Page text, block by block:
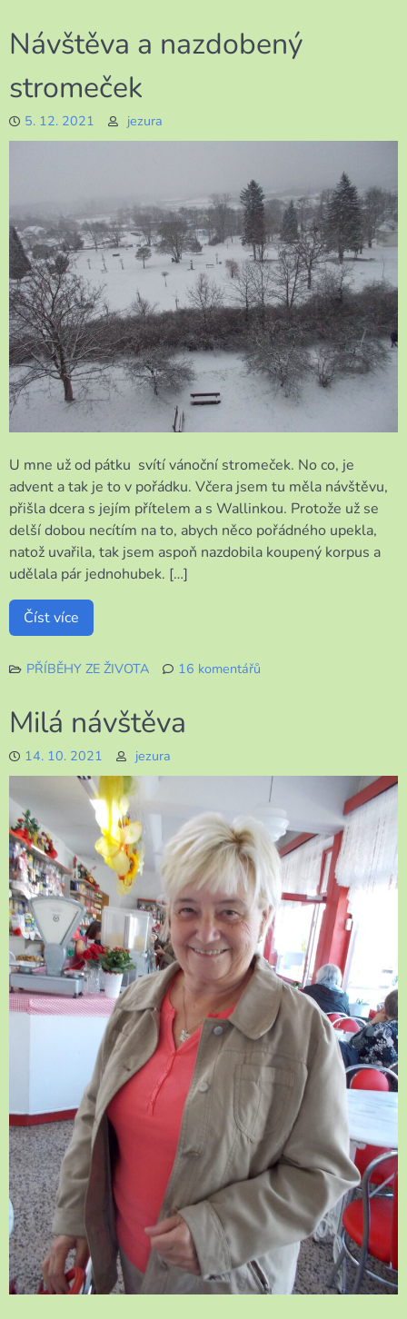
s
názvem
době
Návštěva a nazdobený
stromeček
5. 12. 2021 jezura
U mne už od pátku svítí vánoční stromeček. No co, je
advent a tak je to v pořádku. Včera jsem tu měla návštěvu,
přišla dcera s jejím přítelem a s Wallinkou. Protože už se
delší dobou necítím na to, abych něco pořádného upekla,
natož uvařila, tak jsem aspoň nazdobila koupený korpus a
udělala pár jednohubek. […]
Číst více
PŘÍBĚHY ZE ŽIVOTA
16 komentářů
a
nazdobený
stromeček
Milá návštěva
14. 10. 2021 jezura